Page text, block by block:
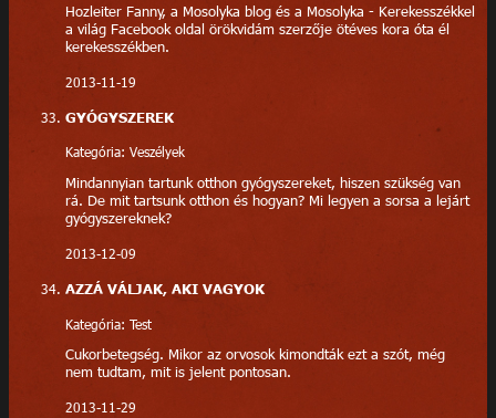
Hozleiter Fanny, a Mosolyka blog és a Mosolyka - Kerekesszékkel
a világ Facebook oldal örökvidám szerzője ötéves kora óta él
kerekesszékben.
2013-11-19
GYÓGYSZEREK
Kategória: Veszélyek
Mindannyian tartunk otthon gyógyszereket, hiszen szükség van
rá. De mit tartsunk otthon és hogyan? Mi legyen a sorsa a lejárt
gyógyszereknek?
2013-12-09
AZZÁ VÁLJAK, AKI VAGYOK
Kategória: Test
Cukorbetegség. Mikor az orvosok kimondták ezt a szót, még
nem tudtam, mit is jelent pontosan.
2013-11-29